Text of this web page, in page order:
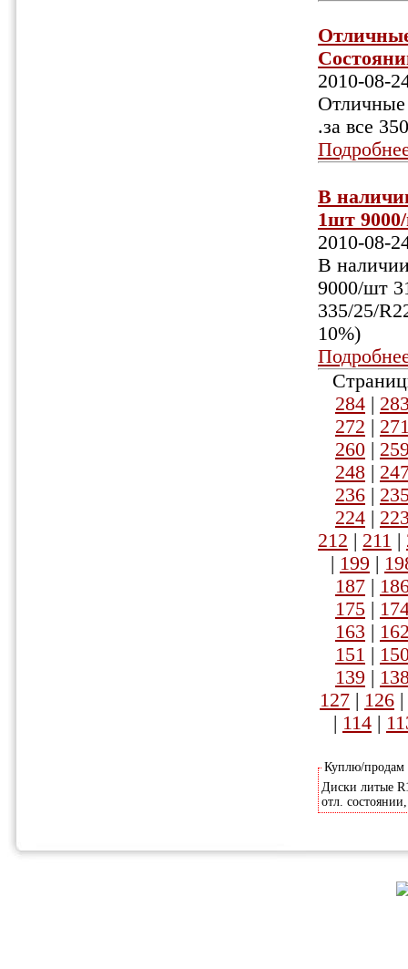
2010-08-
.за все
В
1шт
2010-08-
В
9000/шт
335/25/
10%)
284 |
272 |
260 |
248 |
236 |
224 |
212 | 211 |
| 199 |
187 |
175 |
163 |
151 |
139 |
127 | 126 |
| 114 |
Куплю/
Диски литые
отл.